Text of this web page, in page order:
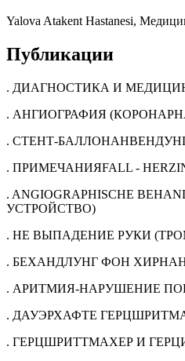
Yalova Atakent Hastanesi,
Публикации
. ДИАГНОСТИКА И
. АНГИОГРАФИЯ
. СТЕНТ-
. ПРИМЕЧАНИЯFALL -
. ANGIOGRAPHISCHE
УСТРОЙСТВО)
. НЕ ВЫПАДЕНИЕ РУКИ
. БЕХАНДЛУНГ ФОН
. АРИТМИЯ-НАРУШЕНИЕ
. ДАУЭРХАФТЕ
. ГЕРЦШРИТТМАХЕР И